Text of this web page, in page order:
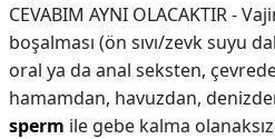
CEVABIM AYNI OLACAKTIR -
boşalması (ön sıvı/zevk suyu
oral ya da anal seksten,
hamamdan, havuzdan,
sperm ile gebe kalma